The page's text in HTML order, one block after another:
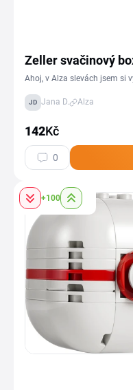
Zeller svačinový
Ahoj, v Alza slevách jsem si vyhlídla dětský
zlevněný na 142 Kč. Je
gumičkou v balení, objem
úlovek to posílám proto, že
dětem nějaké nerezové boxy
vložek a příslušenství, které
jako předtím. Takovýhle box
přijde mi to jako ideální
alzaboxu.
JD Jana D. Alza
142Kč
0
+100